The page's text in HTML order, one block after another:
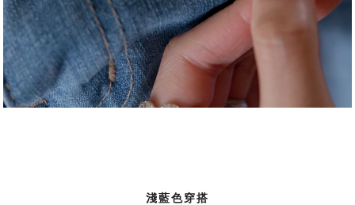
淺藍色穿搭